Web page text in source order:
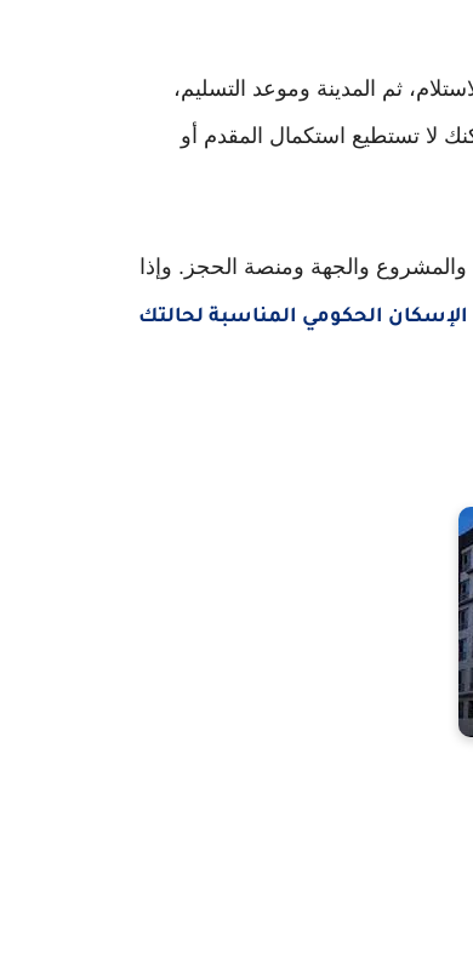
ثم المدينة وموعد التسليم،
لا تستطيع استكمال المقدم أو
والمشروع والجهة ومنصة الحجز. وإذا
الإسكان الحكومي المناسبة لحالتك